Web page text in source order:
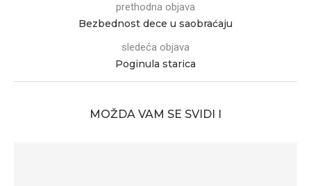
prethodna objava
Bezbednost dece u saobraćaju
sledeća objava
Poginula starica
MOŽDA VAM SE SVIDI I